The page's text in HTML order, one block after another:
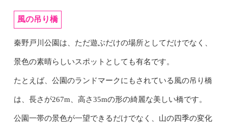
風の吊り橋
秦野戸川公園は、ただ遊ぶだけの場所としてだけでなく、
景色の素晴らしいスポットとしても有名です。
たとえば、公園のランドマークにもされている風の吊り橋
は、長さが267m、高さ35mの形の綺麗な美しい橋です。
公園一帯の景色が一望できるだけでなく、山の四季の変化